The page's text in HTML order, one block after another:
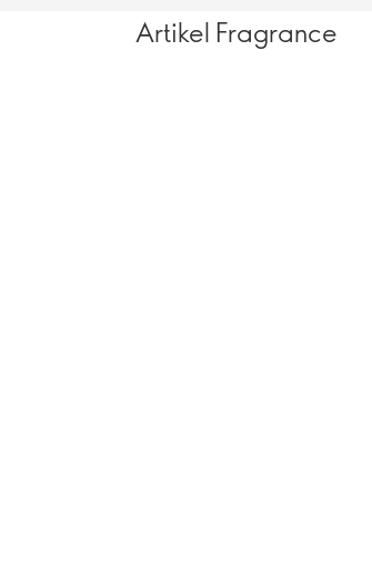
Artikel Fragrance